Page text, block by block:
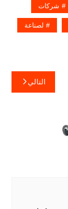
شركات
لصناعة
التالي